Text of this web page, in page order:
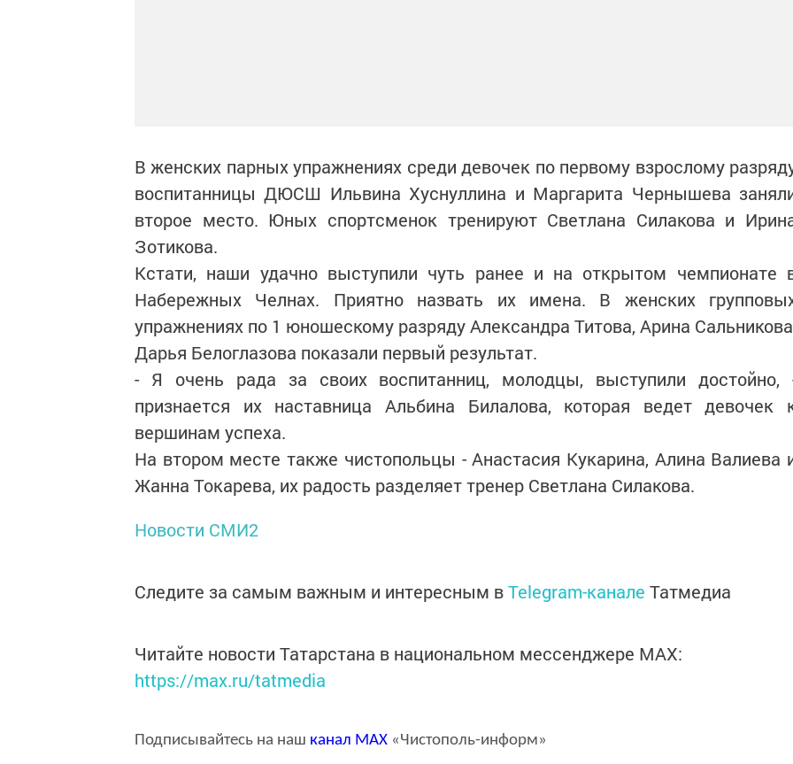
В женских парных упражнениях среди девочек по первому взрослому
воспитанницы ДЮСШ Ильвина Хуснуллина и Маргарита Чернышева
второе место. Юных спортсменок тренируют Светлана Силакова и
Зотикова.
Кстати, наши удачно выступили чуть ранее и на открытом чемпионате
Набережных Челнах. Приятно назвать их имена. В женских
упражнениях по 1 юношескому разряду Александра Титова, Арина
Дарья Белоглазова показали первый результат.
- Я очень рада за своих воспитанниц, молодцы, выступили достойно,
признается их наставница Альбина Билалова, которая ведет девочек
вершинам успеха.
На втором месте также чистопольцы - Анастасия Кукарина, Алина Валиева
Жанна Токарева, их радость разделяет тренер Светлана Силакова.
Новости СМИ2
Следите за самым важным и интересным вTelegram-канале Татмедиа
Читайте новости Татарстана в национальном мессенджере MАХ:
https://max.ru/tatmedia
Подписывайтесь на наш канал MAX «Чистополь-информ»